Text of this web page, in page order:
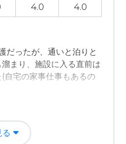
ているのが分かるので、
です。
て
、ネットなどで映像や写
だと思います。
うに、医療スタッフが常
す。
4.0 4.0
だったが、通いと泊りと
まり、施設に入る直前は
自宅の家事仕事もあるの
してるかな？とか、ちゃ
る